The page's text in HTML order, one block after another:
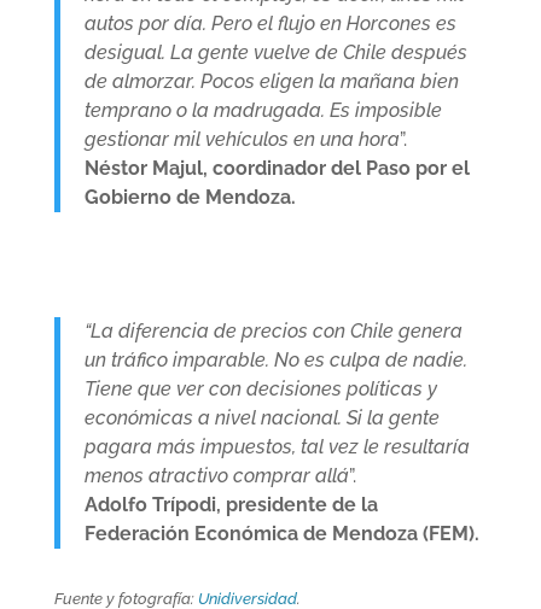
autos por día. Pero el flujo en Horcones es
desigual. La gente vuelve de Chile después
de almorzar. Pocos eligen la mañana bien
temprano o la madrugada. Es imposible
gestionar mil vehículos en una hora”.
Néstor Majul, coordinador del Paso por el
Gobierno de Mendoza.
“La diferencia de precios con Chile genera
un tráfico imparable. No es culpa de nadie.
Tiene que ver con decisiones políticas y
económicas a nivel nacional. Si la gente
pagara más impuestos, tal vez le resultaría
menos atractivo comprar allá”.
Adolfo Trípodi, presidente de la
Federación Económica de Mendoza (FEM).
Fuente y fotografía: Unidiversidad.